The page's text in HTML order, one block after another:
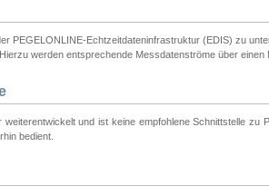
PEGELONLINE-Echtzeitdateninfrastruktur (EDIS) zu
werden entsprechende Messdatenströme über einen
weiterentwickelt und ist keine empfohlene Schnittstelle zu
bedient.